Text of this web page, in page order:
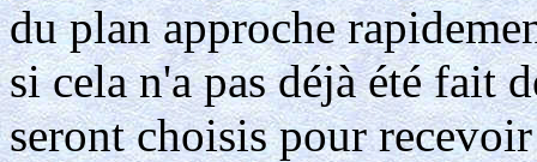
du plan approche
si cela n'a pas déjà été fait
seront choisis pour